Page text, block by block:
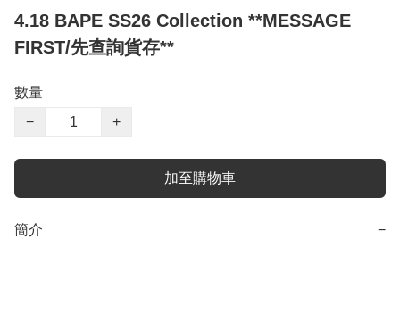
4.18 BAPE SS26 Collection **MESSAGE
FIRST/先查詢貨存**
數量
−
+
加至購物車
簡介 −